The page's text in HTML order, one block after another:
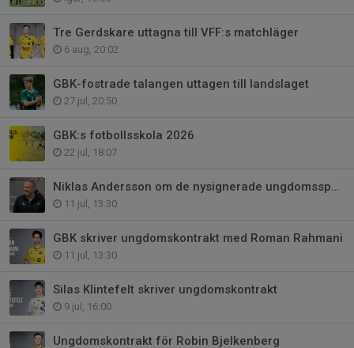
Tre Gerdskare uttagna till VFF:s matchläger
6 aug, 20:02
GBK-fostrade talangen uttagen till landslaget
27 jul, 20:50
GBK:s fotbollsskola 2026
22 jul, 18:07
Niklas Andersson om de nysignerade ungdomsspelarna
11 jul, 13:30
GBK skriver ungdomskontrakt med Roman Rahmani
11 jul, 13:30
Silas Klintefelt skriver ungdomskontrakt
9 jul, 16:00
Ungdomskontrakt för Robin Bjelkenberg